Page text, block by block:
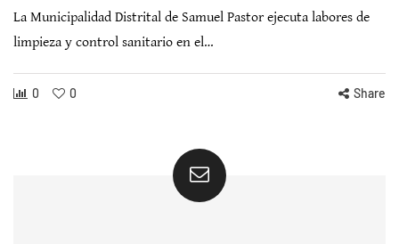
La Municipalidad Distrital de Samuel Pastor ejecuta labores de
limpieza y control sanitario en el…
0 0 Share